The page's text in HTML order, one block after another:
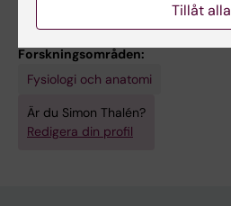
External link
Forskningsområden:
Fysiologi och anatomi
Är du Simon Thalén?
Redigera din profil
Tillåt alla